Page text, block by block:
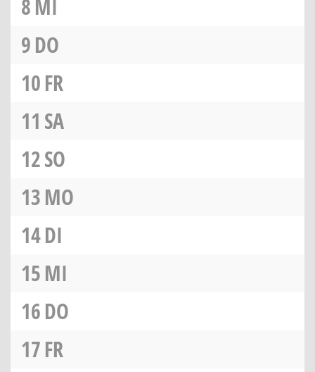
8MI
9DO
10FR
11 SA
12SO
13MO
14DI
15MI
16DO
17FR